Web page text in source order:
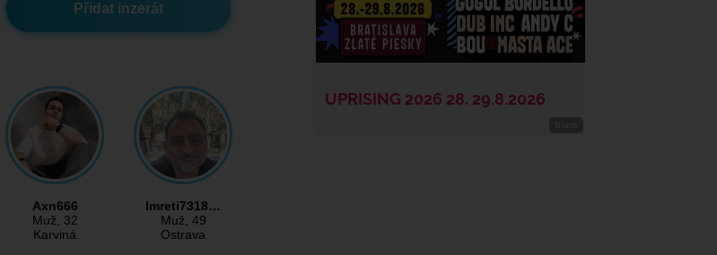
Přidat inzerát
Axn666
Muž, 32
Karviná
Imreti7318…
Muž, 49
Ostrava